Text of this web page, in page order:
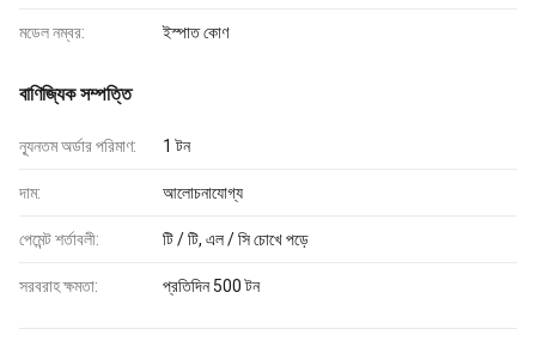
মডেল নম্বর: ইস্পাত কোণ
বাণিজ্যিক সম্পত্তি
ন্যূনতম অর্ডার পরিমাণ: 1 টন
দাম: আলোচনাযোগ্য
পেমেন্ট শর্তাবলী: টি / টি, এল / সি চোখে পড়ে
সরবরাহ ক্ষমতা: প্রতিদিন 500 টন